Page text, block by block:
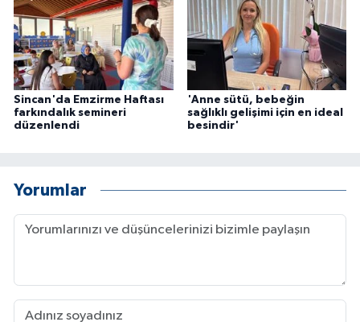
Sincan'da Emzirme Haftası
farkındalık semineri
düzenlendi
'Anne sütü, bebeğin
sağlıklı gelişimi için en ideal
besindir'
Yorumlar